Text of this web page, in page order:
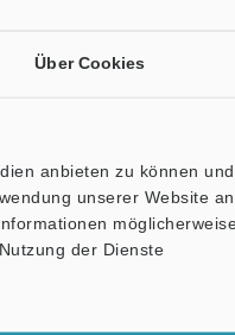
Über Cookies
anbieten zu können und
unserer Website an
der Dienste
von 11 bis